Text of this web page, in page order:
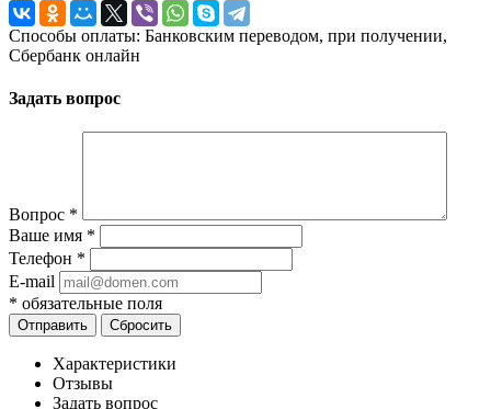
Способы оплаты: Банковским переводом, при получении,
Сбербанк онлайн
Задать вопрос
Вопрос *
Ваше имя *
Телефон *
E-mail
* обязательные поля
Отправить Сбросить
Характеристики
Отзывы
Задать вопрос